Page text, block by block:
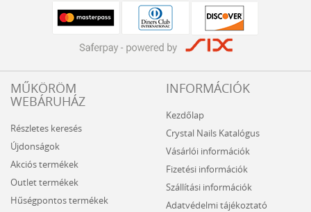
MŰKÖRÖM
WEBÁRUHÁZ
Részletes keresés
Újdonságok
Akciós termékek
Outlet termékek
Hűségpontos termékek
INFORMÁCIÓK
Kezdőlap
Crystal Nails Katalógus
Vásárlói információk
Fizetési információk
Szállítási információk
Adatvédelmi tájékoztató